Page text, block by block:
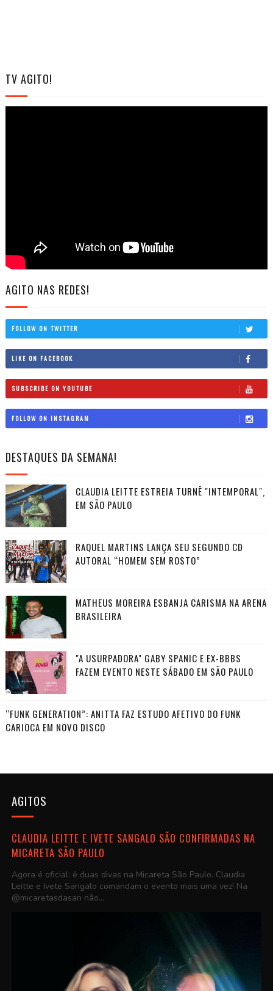
TV AGITO!
AGITO NAS REDES!
FOLLOW ON TWITTER
LIKE ON FACEBOOK
SUBSCRIBE ON YOUTUBE
FOLLOW ON INSTAGRAM
DESTAQUES DA SEMANA!
CLAUDIA LEITTE ESTREIA TURNÊ "INTEMPORAL",
EM SÃO PAULO
RAQUEL MARTINS LANÇA SEU SEGUNDO CD
AUTORAL “HOMEM SEM ROSTO”
MATHEUS MOREIRA ESBANJA CARISMA NA ARENA
BRASILEIRA
"A USURPADORA" GABY SPANIC E EX-BBBS
FAZEM EVENTO NESTE SÁBADO EM SÃO PAULO
“FUNK GENERATION”: ANITTA FAZ ESTUDO AFETIVO DO FUNK
CARIOCA EM NOVO DISCO
AGITOS
CLAUDIA LEITTE E IVETE SANGALO SÃO CONFIRMADAS NA
MICARETA SÃO PAULO
Agora é oficial: é duas divas na Micareta São Paulo. Claudia
Leitte e Ivete Sangalo comandam o evento mais uma vez! Na
@micaretasdasan não...